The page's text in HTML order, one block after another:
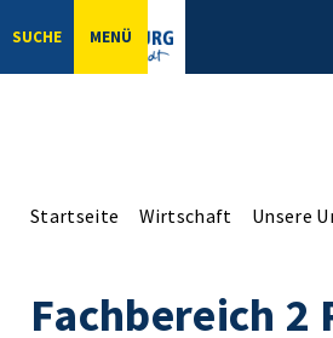
SUCHE MENÜ
Startseite Wirtschaft Unsere
Fachbereich 2